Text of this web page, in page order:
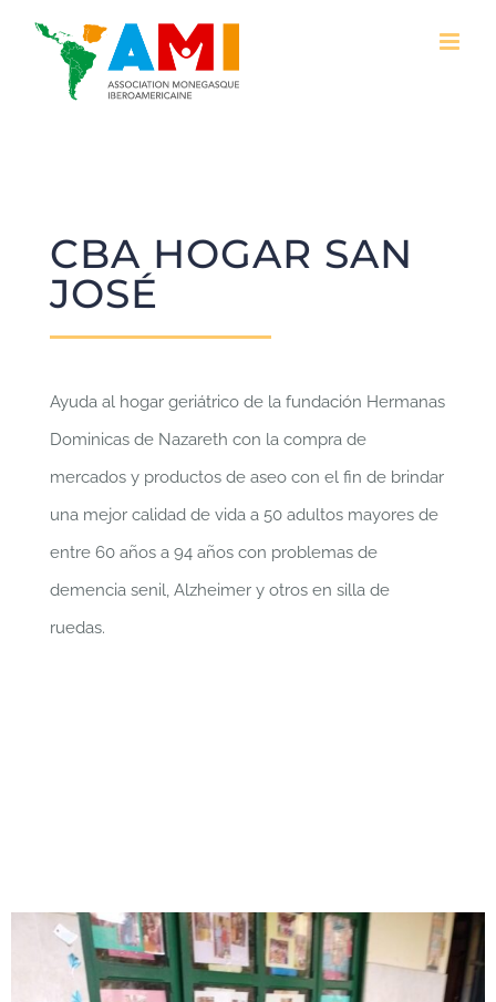
Saltar
contenido
CBA HOGAR SAN
JOSÉ
Ayuda al hogar geriátrico de la fundación Hermanas
Dominicas de Nazareth con la compra de
mercados y productos de aseo con el fin de brindar
una mejor calidad de vida a 50 adultos mayores de
entre 60 años a 94 años con problemas de
demencia senil, Alzheimer y otros en silla de
ruedas.